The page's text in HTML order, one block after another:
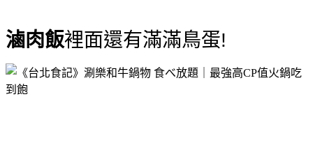
滷肉飯裡面還有滿滿鳥蛋!